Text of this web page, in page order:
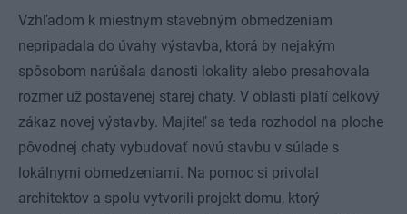
Vzhľadom k miestnym stavebným obmedzeniam
nepripadala do úvahy výstavba, ktorá by nejakým
spôsobom narúšala danosti lokality alebo presahovala
rozmer už postavenej starej chaty. V oblasti platí celkový
zákaz novej výstavby. Majiteľ sa teda rozhodol na ploche
pôvodnej chaty vybudovať novú stavbu v súlade s
lokálnymi obmedzeniami. Na pomoc si privolal
architektov a spolu vytvorili projekt domu, ktorý